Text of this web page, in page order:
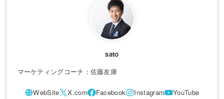
sato
マーケティングコーチ：佐藤友康